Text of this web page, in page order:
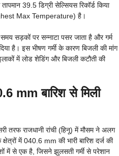
39.5 डिग्री सेल्सियस रिकॉर्ड किया
Max Temperature) है।
सड़कों पर सन्नाटा पसर जाता है और गर्म
है। इस भीषण गर्मी के कारण बिजली की मांग
में लोड शेडिंग और बिजली कटौती की
mm बारिश से मिली
तरफ राजधानी रांची (हिनू) में मौसम ने अलग
में 040.6 mm की भारी बारिश दर्ज की
में से एक है, जिसने झुलसती गर्मी से परेशान